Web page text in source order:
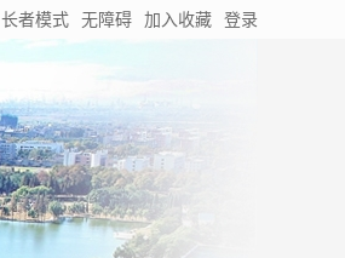
长者模式 无障碍 加入收藏 登录